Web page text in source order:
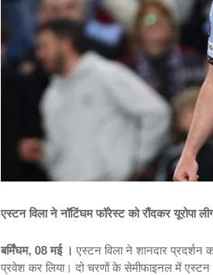
एस्टन विला ने नॉटिंघम फॉरेस्ट को रौंदकर यूरोपा
बर्मिंघम, 08 मई । एस्टन विला ने शानदार प्रदर्शन
प्रवेश कर लिया। दो चरणों के सेमीफाइनल में